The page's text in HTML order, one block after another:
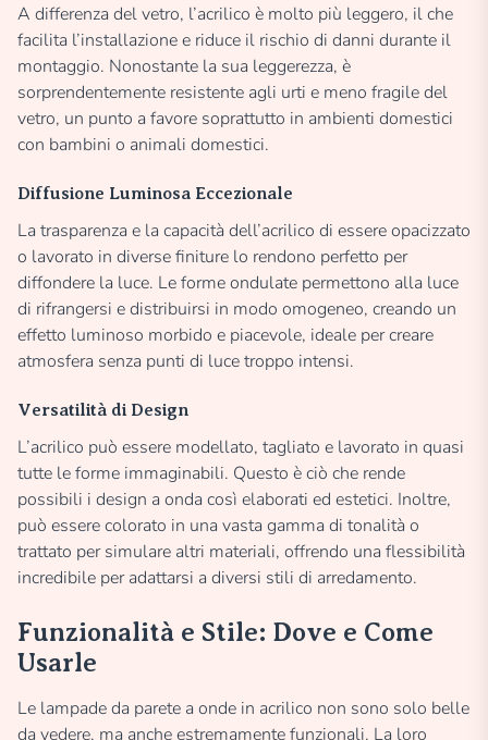
A differenza del vetro, l’acrilico è molto più leggero, il che
facilita l’installazione e riduce il rischio di danni durante il
montaggio. Nonostante la sua leggerezza, è
sorprendentemente resistente agli urti e meno fragile del
vetro, un punto a favore soprattutto in ambienti domestici
con bambini o animali domestici.
Diffusione Luminosa Eccezionale
La trasparenza e la capacità dell’acrilico di essere opacizzato
o lavorato in diverse finiture lo rendono perfetto per
diffondere la luce. Le forme ondulate permettono alla luce
di rifrangersi e distribuirsi in modo omogeneo, creando un
effetto luminoso morbido e piacevole, ideale per creare
atmosfera senza punti di luce troppo intensi.
Versatilità di Design
L’acrilico può essere modellato, tagliato e lavorato in quasi
tutte le forme immaginabili. Questo è ciò che rende
possibili i design a onda così elaborati ed estetici. Inoltre,
può essere colorato in una vasta gamma di tonalità o
trattato per simulare altri materiali, offrendo una flessibilità
incredibile per adattarsi a diversi stili di arredamento.
Funzionalità e Stile: Dove e Come
Usarle
Le lampade da parete a onde in acrilico non sono solo belle
da vedere, ma anche estremamente funzionali. La loro